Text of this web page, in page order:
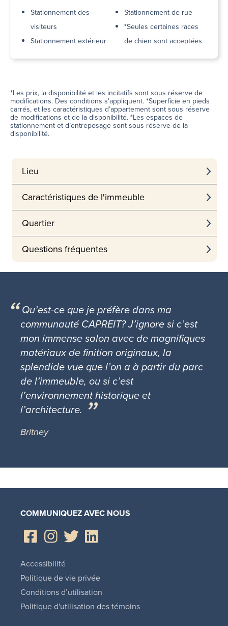
Stationnement des
visiteurs
Stationnement extérieur
Stationnement de rue
*Seules certaines races
de chien sont acceptées
*Les prix, la disponibilité et les incitatifs sont sous réserve de
modifications. Des conditions s'appliquent. *Superficie en pieds
carrés, et les caractéristiques d’appartement sont sous réserve
de modifications et de la disponibilité. *Les espaces de
stationnement et d’entreposage sont sous réserve de la
disponibilité.
Lieu
Caractéristiques de l'immeuble
Quartier
Questions fréquentes
Qu’est-ce que je préfère dans ma
communauté CAPREIT? J’ignore si c’est
mon immense salon avec de magnifiques
matériaux de finition originaux, la
splendide vue que l’on a à partir du parc
de l’immeuble, ou si c’est
l’environnement historique et
l’architecture.
Britney
COMMUNIQUEZ AVEC NOUS
Accessibilité
Politique de vie privée
Conditions d’utilisation
Politique d'utilisation des témoins